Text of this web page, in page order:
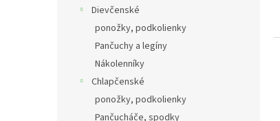
Dievčenské
ponožky, podkolienky
Pančuchy a legíny
Nákolenníky
Chlapčenské
ponožky, podkolienky
Pančucháče, spodky